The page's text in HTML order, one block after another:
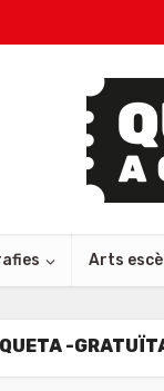
Arts
-